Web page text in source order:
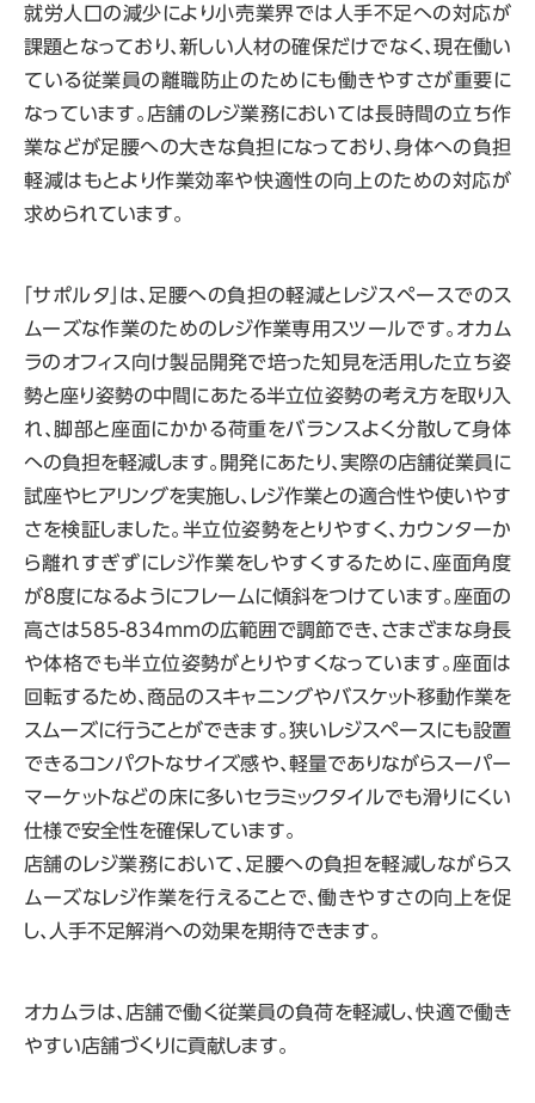
就労人口の減少により小売業界では人手不足への対応が
課題となっており、新しい人材の確保だけでなく、現在働い
ている従業員の離職防止のためにも働きやすさが重要に
なっています。店舗のレジ業務においては長時間の立ち作
業などが足腰への大きな負担になっており、身体への負担
軽減はもとより作業効率や快適性の向上のための対応が
求められています。
「サポルタ」は、足腰への負担の軽減とレジスペースでのス
ムーズな作業のためのレジ作業専用スツールです。オカム
ラのオフィス向け製品開発で培った知見を活用した立ち姿
勢と座り姿勢の中間にあたる半立位姿勢の考え方を取り入
れ、脚部と座面にかかる荷重をバランスよく分散して身体
への負担を軽減します。開発にあたり、実際の店舗従業員に
試座やヒアリングを実施し、レジ作業との適合性や使いやす
さを検証しました。半立位姿勢をとりやすく、カウンターか
ら離れすぎずにレジ作業をしやすくするために、座面角度
が8度になるようにフレームに傾斜をつけています。座面の
高さは585-834mmの広範囲で調節でき、さまざまな身長
や体格でも半立位姿勢がとりやすくなっています。座面は
回転するため、商品のスキャニングやバスケット移動作業を
スムーズに行うことができます。狭いレジスペースにも設置
できるコンパクトなサイズ感や、軽量でありながらスーパー
マーケットなどの床に多いセラミックタイルでも滑りにくい
仕様で安全性を確保しています。
店舗のレジ業務において、足腰への負担を軽減しながらス
ムーズなレジ作業を行えることで、働きやすさの向上を促
し、人手不足解消への効果を期待できます。
オカムラは、店舗で働く従業員の負荷を軽減し、快適で働き
やすい店舗づくりに貢献します。